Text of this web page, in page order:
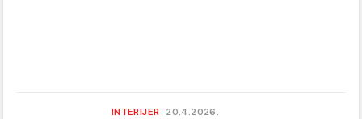
INTERIJER 20.4.2026.